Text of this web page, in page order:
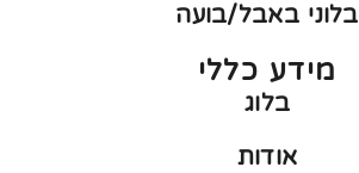
בלוני באבל/בועה
מידע כללי
בלוג
אודות